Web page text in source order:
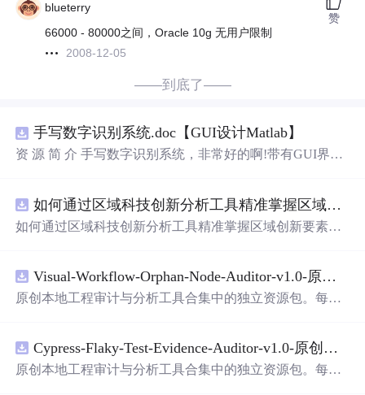
blueterry
66000 - 80000之间，Oracle 10g 无用户限制
2008-12-05
赞
——到底了——
手写数字识别系统.doc【GUI设计Matlab】
资 源 简 介 手写数字识别系统，非常好的啊!带有GUI界
带有直观的图形用户界面（GUI），非常容易使用。你只
需要将手写数字输入系统，它将立即给出准确的识别结
是一个非常方便和实用的工具，你一定会喜欢它的！
如何通过区域科技创新分析工具精准掌握区域创新要素分布与产业链融合现状？.docx
如何通过区域科技创新分析工具精准掌握区域创新要素分
Visual-Workflow-Orphan-Node-Auditor-v1.0-原创源码与文档.zip
原创本地工程审计与分析工具合集中的独立资源包。每个
README、运行说明、功能清单、MIT License及原创与授
权声明。解压后进入project目录，执行npm test验证算法，
Cypress-Flaky-Test-Evidence-Auditor-v1.0-原创源码与文档.zip
原创本地工程审计与分析工具合集中的独立资源包。每个